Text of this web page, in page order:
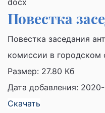
docx
Повестка
Повестка заседания
комиссии в
Размер: 27.80 Кб
Дата добавления: 2020-
Скачать